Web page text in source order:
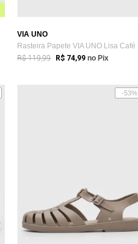
VIA UNO
Rasteira Papete VIA UNO Lisa Café
R$ 119,99 R$ 74,99 no Pix
-53%